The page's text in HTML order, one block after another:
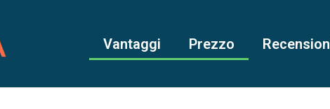
Vantaggi Prezzo